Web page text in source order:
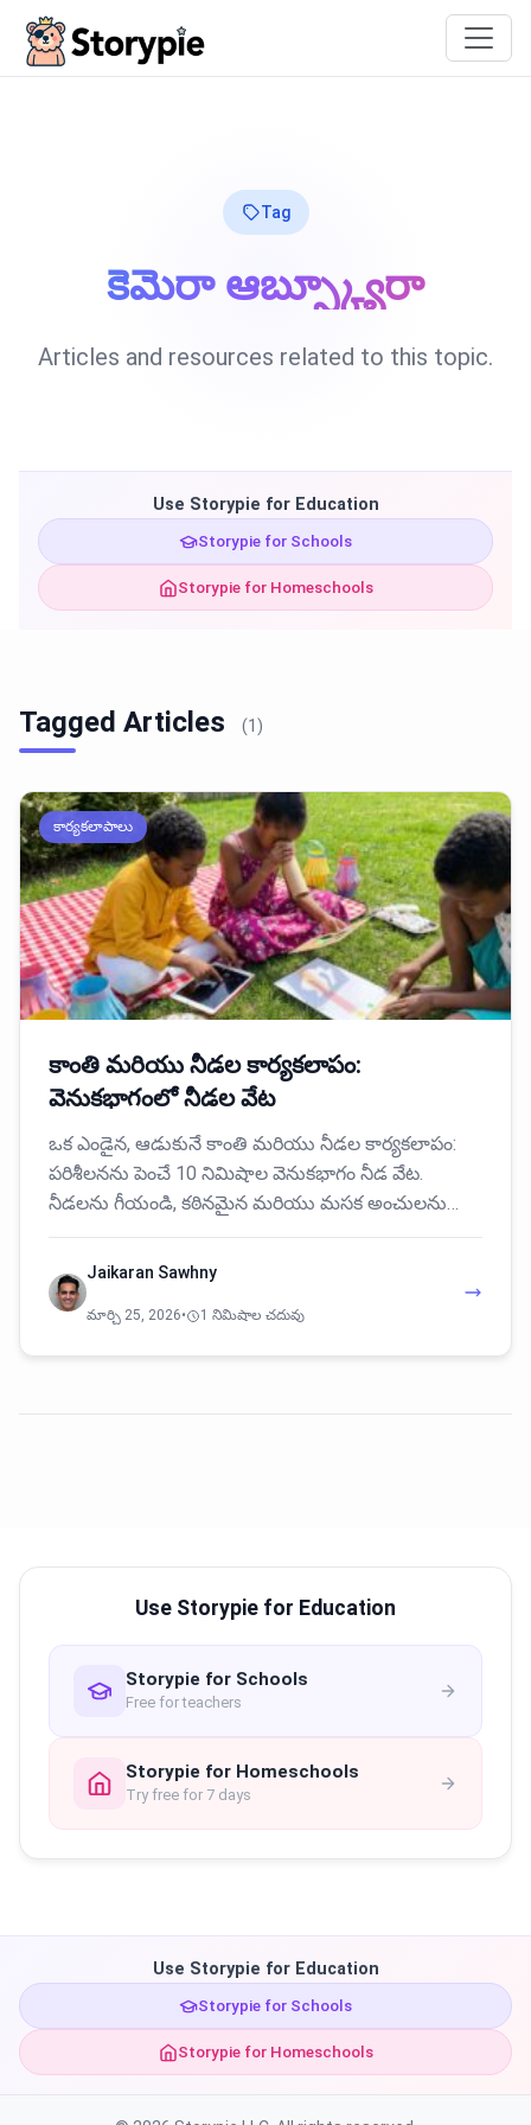
Tag
కెమెరా ఆబ్స్క్యూరా
Articles and resources related to this topic.
Use Storypie for Education
Storypie for Schools
Storypie for Homeschools
Tagged Articles (1)
కార్యకలాపాలు
కాంతి మరియు నీడల కార్యకలాపం:
వెనుకభాగంలో నీడల వేట
ఒక ఎండైన, ఆడుకునే కాంతి మరియు నీడల కార్యకలాపం:
పరిశీలనను పెంచే 10 నిమిషాల వెనుకభాగం నీడ వేట.
నీడలను గీయండి, కఠినమైన మరియు మసక అంచులను…
Jaikaran Sawhny
మార్చి 25, 2026• 1 నిమిషాల చదువు
Use Storypie for Education
Storypie for Schools
Free for teachers
Storypie for Homeschools
Try free for 7 days
Use Storypie for Education
Storypie for Schools
Storypie for Homeschools